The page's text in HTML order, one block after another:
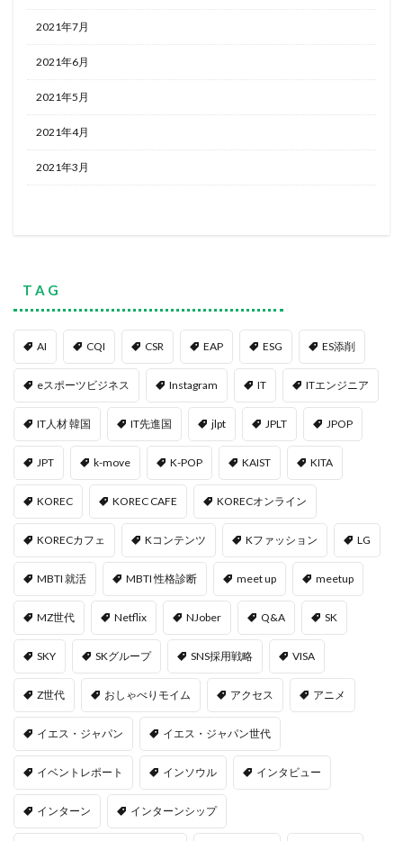
2021年7月
2021年6月
2021年5月
2021年4月
2021年3月
T A G
AI CQI CSR EAP ESG ES添削
eスポーツビジネス Instagram IT ITエンジニア
IT人材 韓国 IT先進国 jlpt JPLT JPOP
JPT k-move K-POP KAIST KITA
KOREC KOREC CAFE KORECオンライン
KORECカフェ Kコンテンツ Kファッション LG
MBTI 就活 MBTI 性格診断 meet up meetup
MZ世代 Netflix NJober Q&A SK
SKY SKグループ SNS採用戦略 VISA
Z世代 おしゃべりモイム アクセス アニメ
イエス・ジャパン イエス・ジャパン世代
イベントレポート インソウル インタビュー
インターン インターンシップ